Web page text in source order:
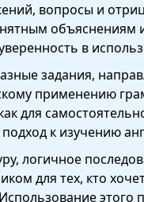
вопросы и
объяснениям
в
задания,
применению
для
к изучению
логичное
для тех, кто